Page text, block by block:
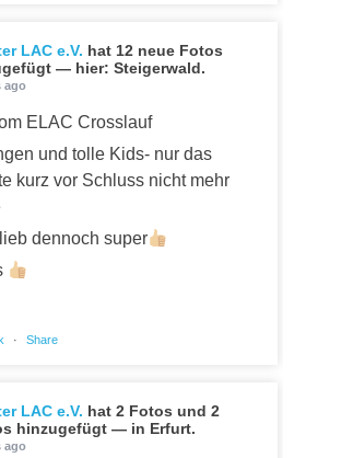
LAC e.V. hat 12 neue Fotos
— hier: Steigerwald.
ago
ELAC Crosslauf
und tolle Kids- nur das
kurz vor Schluss nicht mehr
dennoch super
· Share
LAC e.V. hat 2 Fotos und 2
hinzugefügt — in Erfurt.
ago